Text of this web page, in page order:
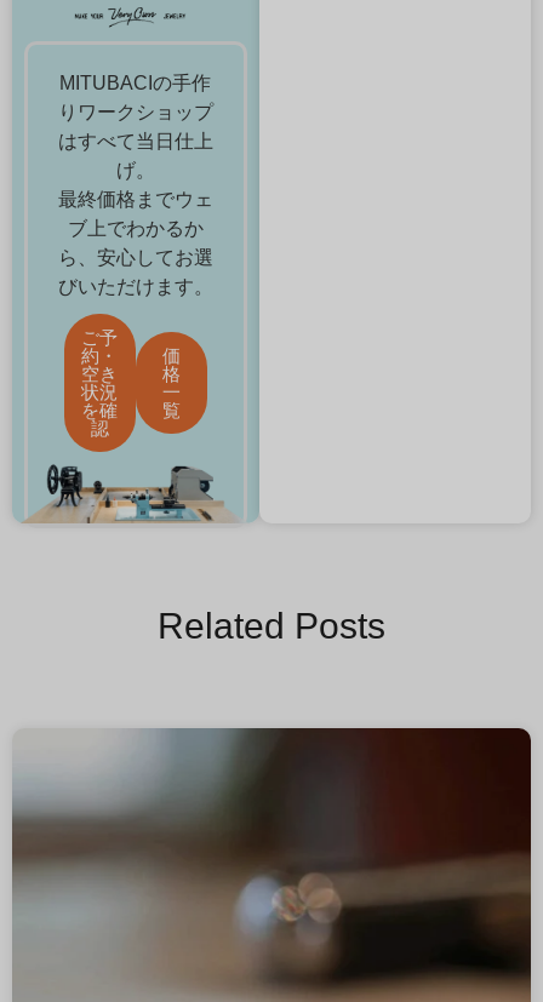
MITUBACIの手作
りワークショップ
はすべて当日仕上
げ。
最終価格までウェ
ブ上でわかるか
ら、安心してお選
びいただけます。
ご予
約・
空き
状況
を確
認
価
格
一
覧
Related Posts